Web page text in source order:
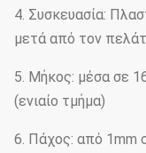
4. Συσκευασία:
μετά από τον
5. Μήκος: μέσα σε
(ενιαίο τμήμα)
6. Πάχος: από 1mm